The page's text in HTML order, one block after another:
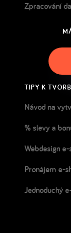
Zpracování
TIPY K
Návod na
% slevy a
Webdesign
Pronájem e-
Jednoduchý